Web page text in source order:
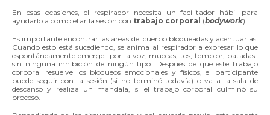
En esas ocasiones, el respirador necesita un facilitador hábil para
ayudarlo a completar la sesión con trabajo corporal (bodywork).
Es importante encontrar las áreas del cuerpo bloqueadas y acentuarlas.
Cuando esto está sucediendo, se anima al respirador a expresar lo que
espontáneamente emerge -por la voz, muecas, tos, temblor, patadas-
sin ninguna inhibición de ningún tipo. Después de que este trabajo
corporal resuelve los bloqueos emocionales y físicos, el participante
puede seguir con la sesión (si no terminó todavía) o va a la sala de
descanso y realiza un mandala, si el trabajo corporal culminó su
proceso.